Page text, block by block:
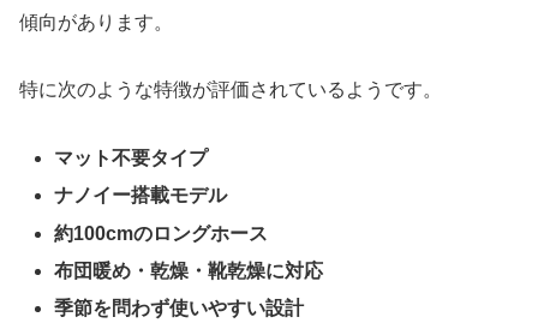
傾向があります。
特に次のような特徴が評価されているようです。
マット不要タイプ
ナノイー搭載モデル
約100cmのロングホース
布団暖め・乾燥・靴乾燥に対応
季節を問わず使いやすい設計